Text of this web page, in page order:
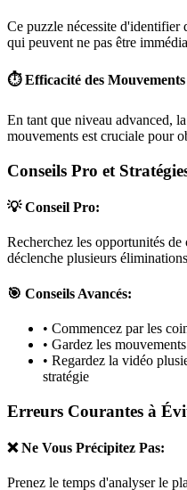
Ce puzzle nécessite d'identifier
qui peuvent ne pas être
⏱️ Efficacité des Mouvements
En tant que niveau advanced,
mouvements est cruciale pour
Conseils Pro et
💡 Conseil Pro:
Recherchez les opportunités
déclenche plusieurs
🎯 Conseils Avancés:
• Commencez par les
• Gardez les
• Regardez la vidéo
stratégie
Erreurs Courantes à
❌ Ne Vous Précipitez Pas:
Prenez le temps d'analyser le